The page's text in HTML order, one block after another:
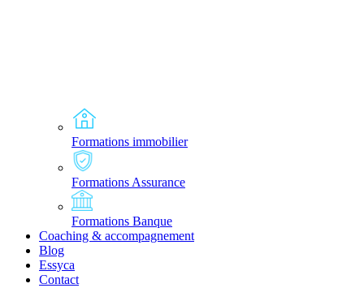
Formations immobilier
Formations Assurance
Formations Banque
Coaching & accompagnement
Blog
Essyca
Contact